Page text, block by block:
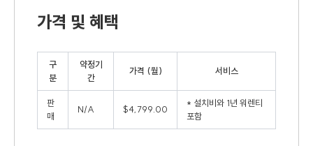
가격 및 혜택
구
분
약정기
간
가격 (월) 서비스
판
매
N/A $4,799.00
* 설치비와 1년 워렌티
포함